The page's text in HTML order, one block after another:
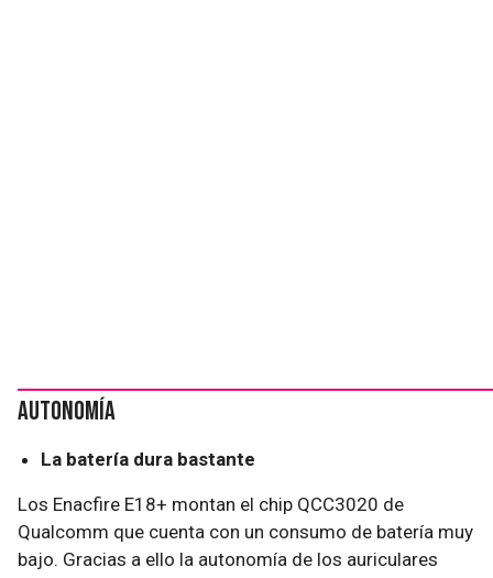
Autonomía
La batería dura bastante
Los Enacfire E18+ montan el chip QCC3020 de
Qualcomm que cuenta con un consumo de batería muy
bajo. Gracias a ello la autonomía de los auriculares